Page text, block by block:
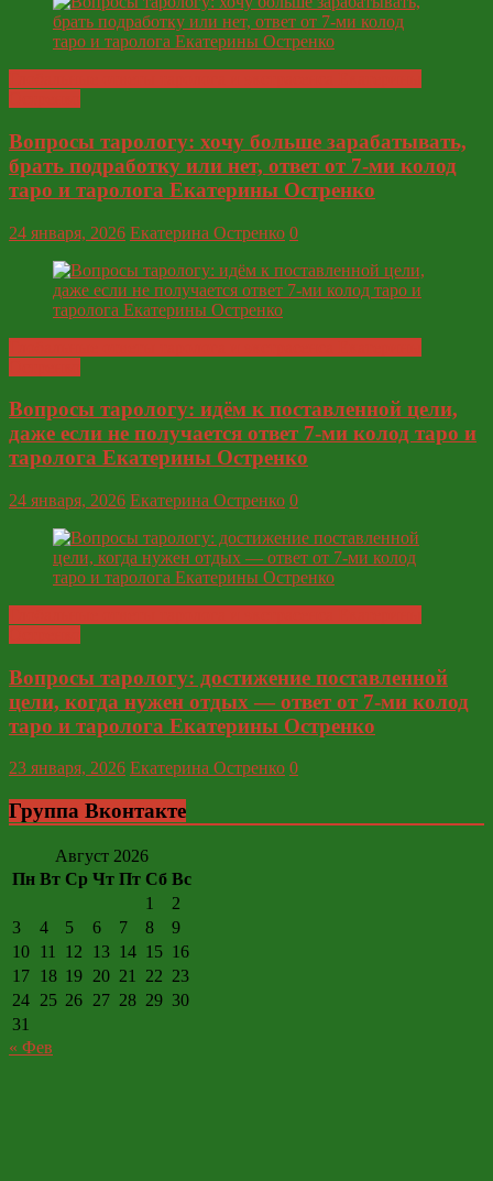
Вопросы тарологу: хочу больше зарабатывать,
брать подработку или нет, ответ от 7-ми колод
таро и таролога Екатерины Остренко
24 января, 2026 Екатерина Остренко 0
Вопросы тарологу: идём к поставленной цели,
даже если не получается ответ 7-ми колод таро и
таролога Екатерины Остренко
24 января, 2026 Екатерина Остренко 0
Вопросы тарологу: достижение поставленной
цели, когда нужен отдых — ответ от 7-ми колод
таро и таролога Екатерины Остренко
23 января, 2026 Екатерина Остренко 0
Группа Вконтакте
Август 2026
Пн Вт Ср Чт Пт Сб Вс
1
2
3
4 5 6 7 8
9
10 11 12 13 14 15 16
17 18 19 20 21 22 23
24 25 26 27 28 29 30
31
« Фев